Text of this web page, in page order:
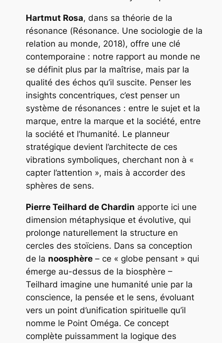
Hartmut Rosa, dans sa théorie de la
résonance (Résonance. Une sociologie de la
relation au monde, 2018), offre une clé
contemporaine : notre rapport au monde ne
se définit plus par la maîtrise, mais par la
qualité des échos qu’il suscite. Penser les
insights concentriques, c’est penser un
système de résonances : entre le sujet et la
marque, entre la marque et la société, entre
la société et l’humanité. Le planneur
stratégique devient l’architecte de ces
vibrations symboliques, cherchant non à «
capter l’attention », mais à accorder des
sphères de sens.
Pierre Teilhard de Chardin apporte ici une
dimension métaphysique et évolutive, qui
prolonge naturellement la structure en
cercles des stoïciens. Dans sa conception
de la noosphère– ce « globe pensant » qui
émerge au-dessus de la biosphère –
Teilhard imagine une humanité unie par la
conscience, la pensée et le sens, évoluant
vers un point d’unification spirituelle qu’il
nomme le Point Oméga. Ce concept
complète puissamment la logique des